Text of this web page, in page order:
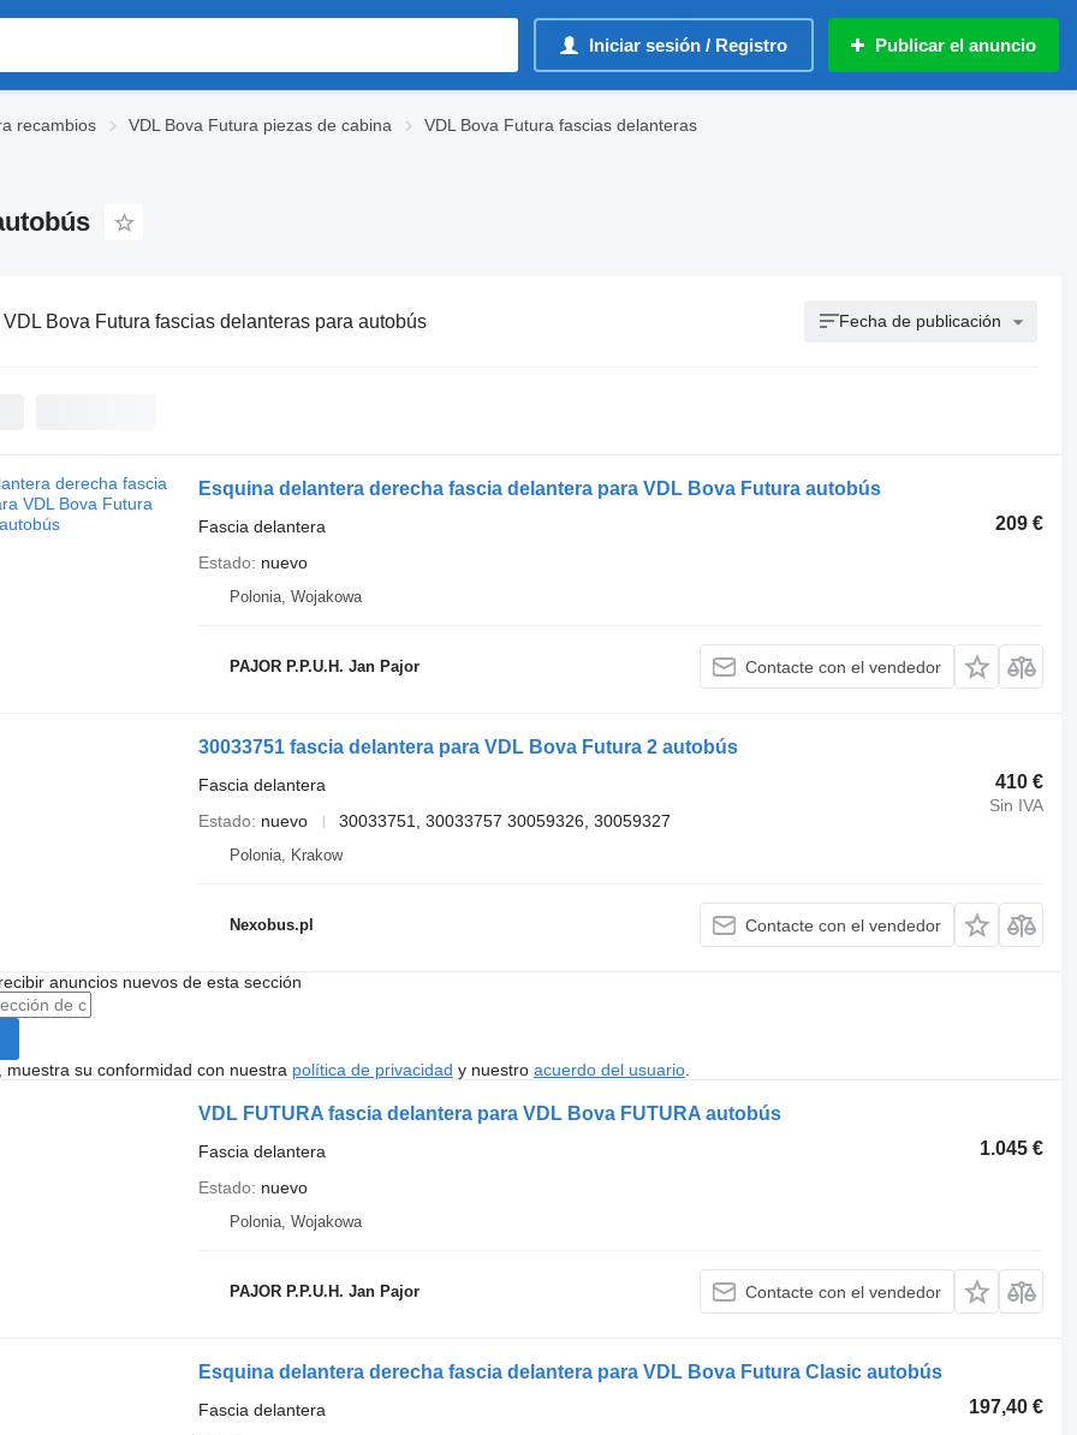
Iniciar sesión / Registro Publicar el anuncio
recambios VDL Bova Futura piezas de cabina
VDL Bova Futura fascias delanteras
VDL Bova Futura fascias delanteras para autobús Fecha de publicación
Esquina delantera derecha fascia delantera para VDL Bova Futura autobús
209 €
Fascia delantera
Estado
nuevo
Polonia, Wojakowa
PAJOR P.P.U.H. Jan Pajor Contacte con el vendedor
30033751 fascia delantera para VDL Bova Futura 2 autobús
410 €
Sin IVA
Fascia delantera
Estado
nuevo 30033751, 30033757 30059326, 30059327
Polonia, Krakow
Nexobus.pl Contacte con el vendedor
anuncios nuevos de esta sección
muestra su conformidad con nuestra política de privacidad y nuestro acuerdo del usuario.
VDL FUTURA fascia delantera para VDL Bova FUTURA autobús
1.045 €
Fascia delantera
Estado
nuevo
Polonia, Wojakowa
PAJOR P.P.U.H. Jan Pajor Contacte con el vendedor
Esquina delantera derecha fascia delantera para VDL Bova Futura Clasic autobús
197,40 €
Fascia delantera